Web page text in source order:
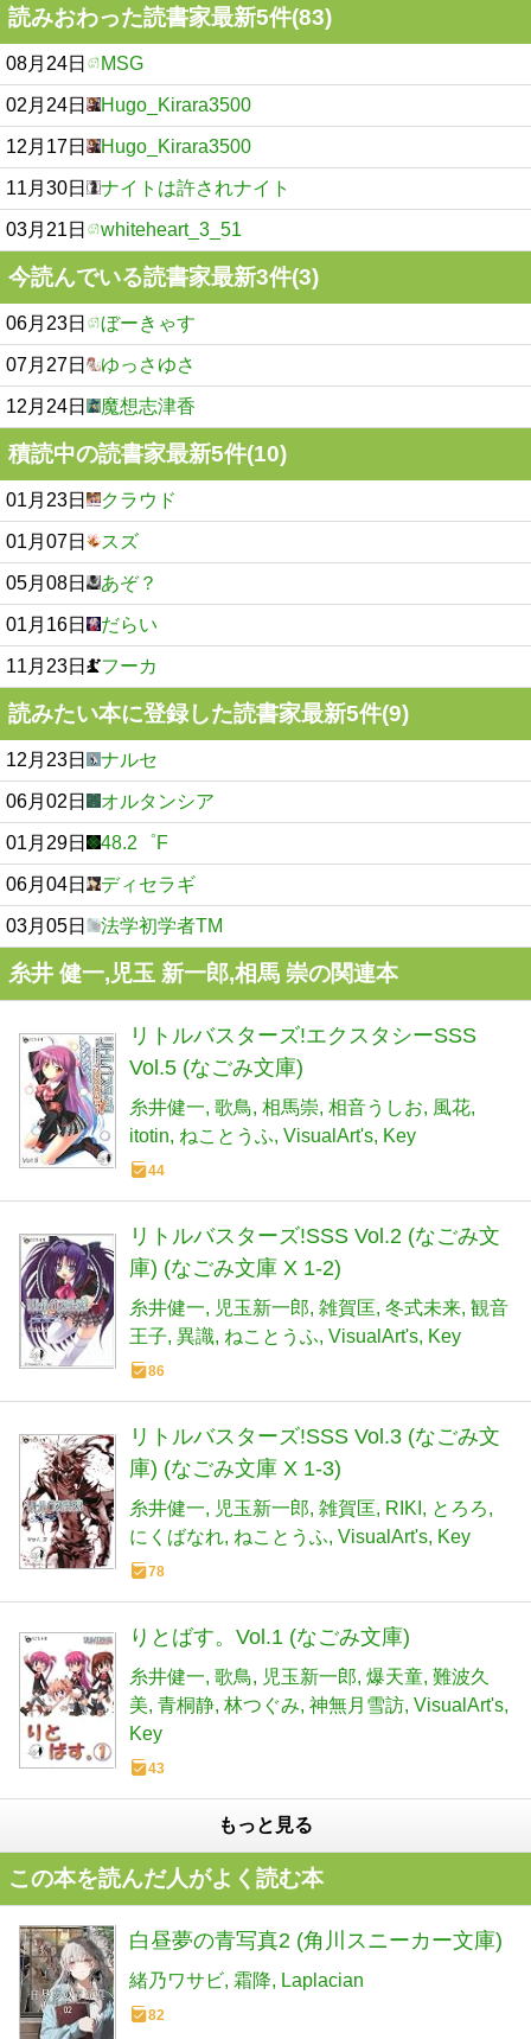
読みおわった読書家最新5件(83)
08月24日 MSG
02月24日 Hugo_Kirara3500
12月17日 Hugo_Kirara3500
11月30日 ナイトは許されナイト
03月21日 whiteheart_3_51
今読んでいる読書家最新3件(3)
06月23日 ぼーきゃす
07月27日 ゆっさゆさ
12月24日 魔想志津香
積読中の読書家最新5件(10)
01月23日 クラウド
01月07日 スズ
05月08日 あぞ？
01月16日 だらい
11月23日 フーカ
読みたい本に登録した読書家最新5件(9)
12月23日 ナルセ
06月02日 オルタンシア
01月29日 48.2゜F
06月04日 ディセラギ
03月05日 法学初学者TM
糸井 健一,児玉 新一郎,相馬 崇の関連本
リトルバスターズ!エクスタシーSSS
Vol.5 (なごみ文庫)
糸井健一 歌鳥 相馬崇 相音うしお
風花
itotin ねことうふ VisualArt's Key
44
リトルバスターズ!SSS Vol.2 (なごみ文
庫) (なごみ文庫 X 1-2)
糸井健一 児玉新一郎 雑賀匡 冬式未来 観音
王子 異識 ねことうふ VisualArt's Key
86
リトルバスターズ!SSS Vol.3 (なごみ文
庫) (なごみ文庫 X 1-3)
糸井健一 児玉新一郎 雑賀匡 RIKI
とろろ
にくばなれ ねことうふ VisualArt's Key
78
りとばす。Vol.1 (なごみ文庫)
糸井健一 歌鳥 児玉新一郎 爆天童 難波久
美 青桐静 林つぐみ 神無月雪訪 VisualArt's
Key
43
もっと見る
この本を読んだ人がよく読む本
白昼夢の青写真2 (角川スニーカー文庫)
緒乃ワサビ 霜降 Laplacian
82